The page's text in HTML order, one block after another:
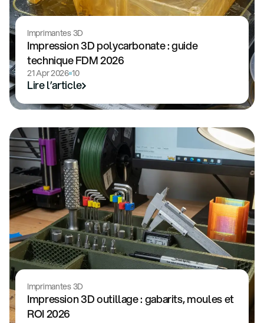
Imprimantes 3D
Impression 3D polycarbonate : guide
technique FDM 2026
21 Apr 2026 10
Lire l’article
Imprimantes 3D
Impression 3D outillage : gabarits, moules et
ROI 2026